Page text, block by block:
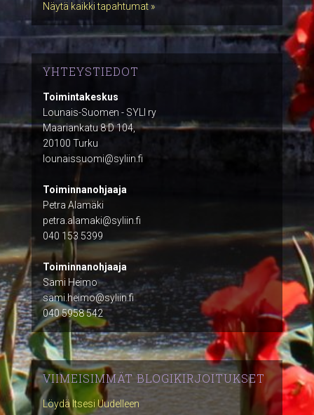
Näytä kaikki tapahtumat »
YHTEYSTIEDOT
Toimintakeskus
Lounais-Suomen - SYLI ry
Maariankatu 8 D 104,
20100 Turku
lounaissuomi@syliin.fi
Toiminnanohjaaja
Petra Alamäki
petra.alamaki@syliin.fi
040 153 5399
Toiminnanohjaaja
Sami Heimo
sami.heimo@syliin.fi
040 5958 542
VIIMEISIMMÄT BLOGIKIRJOITUKSET
Löydä Itsesi Uudelleen